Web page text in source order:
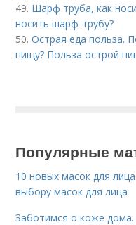
49. Шарф труба, как
носить шарф-трубу?
50.Острая еда польза.
пищу? Польза острой
Популярные
10 новых масок для
выбору масок для лица
Заботимся о коже